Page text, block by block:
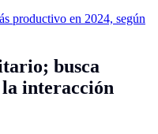
productivo en 2024, según
busca
interacción